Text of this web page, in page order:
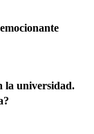
la universidad.